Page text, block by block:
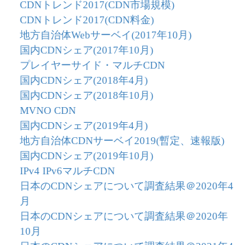
CDNトレンド2017(CDN市場規模)
CDNトレンド2017(CDN料金)
地方自治体Webサーベイ(2017年10月)
国内CDNシェア(2017年10月)
プレイヤーサイド・マルチCDN
国内CDNシェア(2018年4月)
国内CDNシェア(2018年10月)
MVNO CDN
国内CDNシェア(2019年4月)
地方自治体CDNサーベイ2019(暫定、速報版)
国内CDNシェア(2019年10月)
IPv4 IPv6マルチCDN
日本のCDNシェアについて調査結果＠2020年4
月
日本のCDNシェアについて調査結果＠2020年
10月